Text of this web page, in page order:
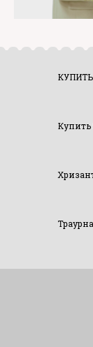
КУПИТЬ
Купить